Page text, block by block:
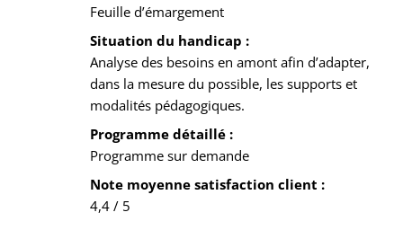
Feuille d’émargement
Situation du handicap :
Analyse des besoins en amont afin d’adapter,
dans la mesure du possible, les supports et
modalités pédagogiques.
Programme détaillé :
Programme sur demande
Note moyenne satisfaction client :
4,4 / 5